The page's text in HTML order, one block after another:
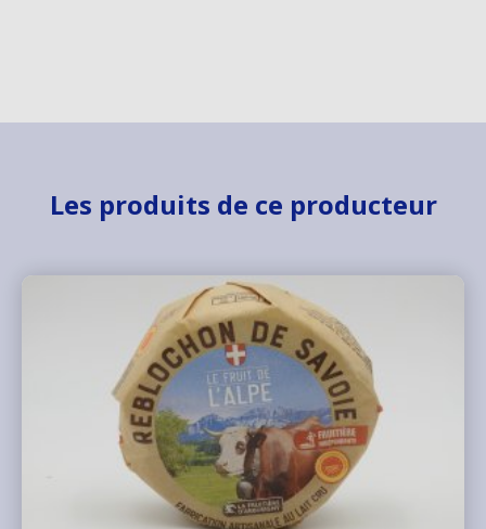
Les produits de ce producteur